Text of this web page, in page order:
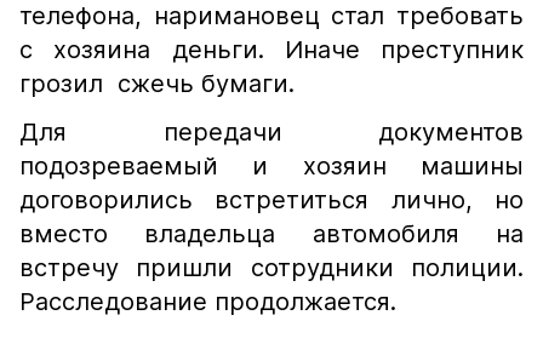
телефона, наримановец стал требовать
с хозяина деньги. Иначе преступник
грозил сжечь бумаги.
Для передачи документов
подозреваемый и хозяин машины
договорились встретиться лично, но
вместо владельца автомобиля на
встречу пришли сотрудники полиции.
Расследование продолжается.